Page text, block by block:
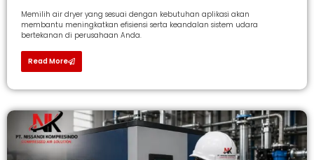
Memilih air dryer yang sesuai dengan kebutuhan aplikasi akan
membantu meningkatkan efisiensi serta keandalan sistem udara
bertekanan di perusahaan Anda.
Read More